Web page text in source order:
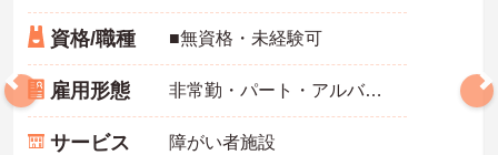
資格/職種 ■無資格・未経験可
雇用形態 非常勤・パート・アルバイト
サービス 障がい者施設